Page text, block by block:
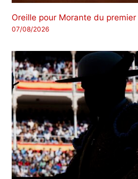
Oreille pour Morante du
07/08/2026